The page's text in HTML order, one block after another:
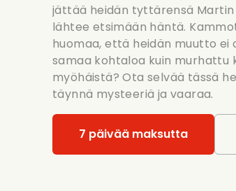
jättää heidän tyttärensä Martin
lähtee etsimään häntä.
huomaa, että heidän muutto
samaa kohtaloa kuin murhattu
myöhäistä? Ota selvää tässä
täynnä mysteeriä ja vaaraa.
7 päivää maksutta